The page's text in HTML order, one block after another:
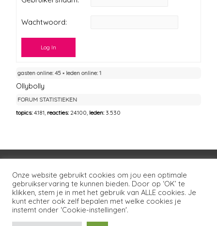
Wachtwoord:
Log In
gasten online: 45 ▪︎ leden online: 1
Ollybolly
FORUM STATISTIEKEN
topics:4.181, reacties: 24.100, leden: 3.530
Voorwaarden Huisregels
Privacybeleid
Disclaimer
Over LSG Ons netwerk Contact
Copyright © 2026 Lotgenoten Seksueel Geweld
Onze website gebruikt cookies om jou een optimale
gebruikservaring te kunnen bieden. Door op ‘OK’ te
klikken, stem je in met het gebruik van ALLE cookies. Je
kunt echter ook zelf bepalen met welke cookies je
instemt onder ‘Cookie-instellingen'.